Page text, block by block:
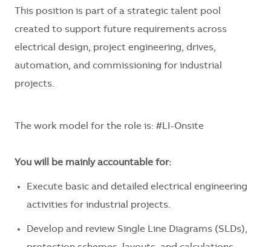
This position is part of a strategic talent pool
created to support future requirements across
electrical design, project engineering, drives,
automation, and commissioning for industrial
projects.
The work model for the role is: #LI-Onsite
You will be mainly accountable for:
Execute basic and detailed electrical engineering
activities for industrial projects.
Develop and review Single Line Diagrams (SLDs),